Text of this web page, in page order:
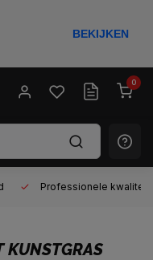
0
Professionele kwaliteit
KUNSTGRAS
BEKIJKEN